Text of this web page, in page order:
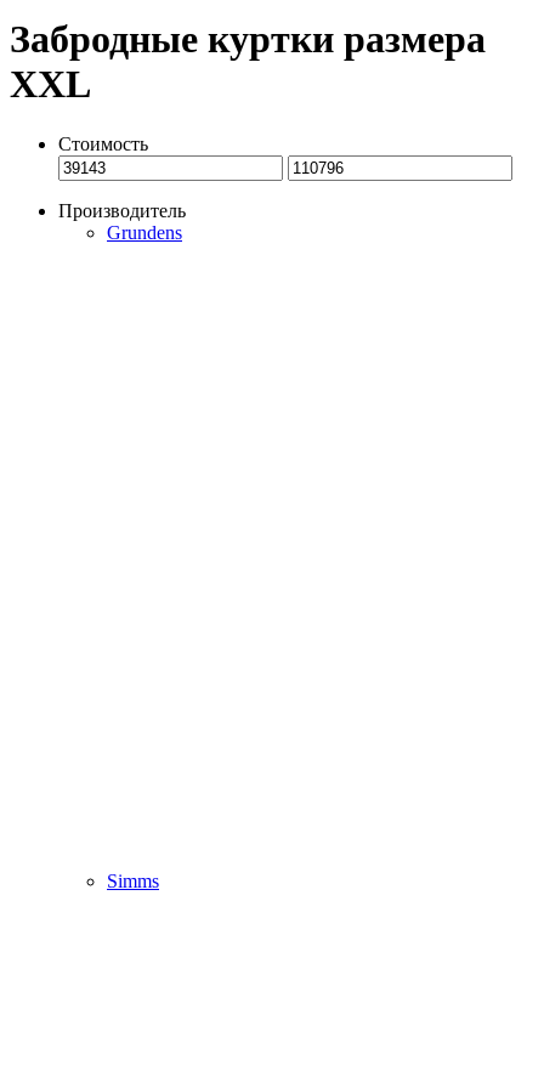
Забродные куртки размера
XXL
Стоимость
Производитель
Grundens
Simms